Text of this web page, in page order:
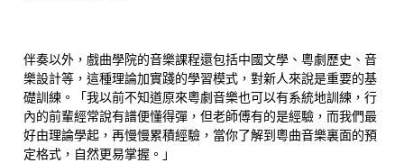
伴奏以外，戲曲學院的音樂課程還包括中國文學、粵劇歷史、音
樂設計等，這種理論加實踐的學習模式，對新人來說是重要的基
礎訓練。「我以前不知道原來粵劇音樂也可以有系統地訓練，行
內的前輩經常說有譜便懂得彈，但老師傅有的是經驗，而我們最
好由理論學起，再慢慢累積經驗，當你了解到粵曲音樂裏面的預
定格式，自然更易掌握。」